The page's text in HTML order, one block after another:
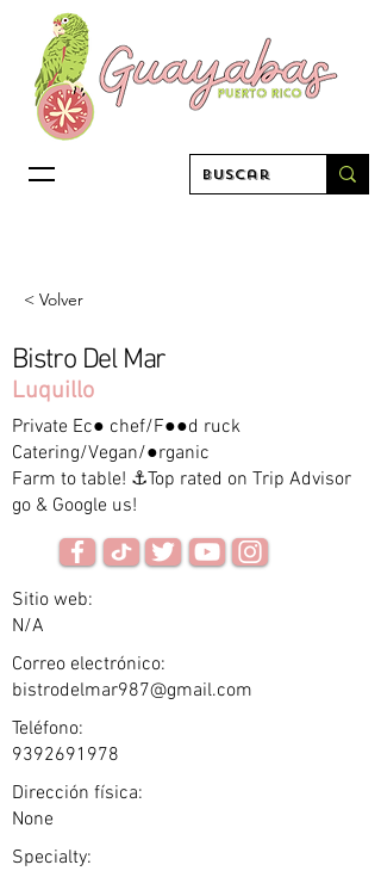
< Volver
Bistro Del Mar
Luquillo
Private Ec● chef/F●●d ruck
Catering/Vegan/●rganic
Farm to table! ⚓Top rated on Trip Advisor
go & Google us!
Sitio web:
N/A
Correo electrónico:
bistrodelmar987@gmail.com
Teléfono:
9392691978
Dirección física:
None
Specialty: